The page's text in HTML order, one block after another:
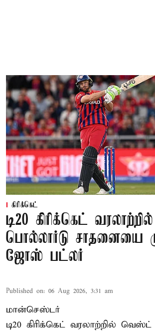
கிரிக்கெட்
டி20 கிரிக்கெட் வரலாற்றில்
பொல்லார்டு சாதனையை
ஜோஸ் பட்லர்
Published on: 06 Aug 2026, 3:31 am
மான்செஸ்டர்
டி20 கிரிக்கெட் வரலாற்றில்